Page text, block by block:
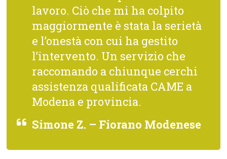
lavoro. Ciò che mi ha colpito
maggiormente è stata la serietà
e l’onestà con cui ha gestito
l’intervento. Un servizio che
raccomando a chiunque cerchi
assistenza qualificata CAME a
Modena e provincia.
Simone Z. – Fiorano Modenese